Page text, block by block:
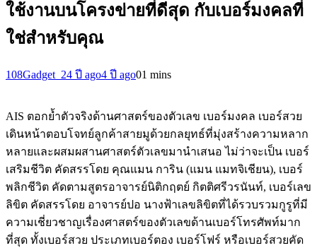
ใช้งานบนโครงข่ายที่ดีสุด กับเบอร์มงคลที่
ใช่สำหรับคุณ
108Gadget_24 ปี ago4 ปี ago01 mins
AIS ตอกย้ำตัวจริงด้านศาสตร์ของตัวเลข เบอร์มงคล เบอร์สวย
เดินหน้าตอบโจทย์ลูกค้าสายมูด้วยกลยุทธ์ที่มุ่งสร้างความหลาก
หลายและผสมผสานศาสตร์ตัวเลขมานำเสนอ ไม่ว่าจะเป็น เบอร์
เสริมชีวิต คัดสรรโดย คุณแมน การิน (แมน แมทจิเชียน), เบอร์
พลิกชีวิต คัดตามสูตรอาจารย์นิติกฤตย์ กิตติศรีวรนันท์, เบอร์เลข
ลิขิต คัดสรรโดย อาจารย์ปอ นางฟ้าเลขลิขิตที่ได้รวบรวมกูรูที่มี
ความเชี่ยวชาญเรื่องศาสตร์ของตัวเลขด้านเบอร์โทรศัพท์มาก
ที่สุด ทั้งเบอร์สวย ประเภทเบอร์ตอง เบอร์โฟร์ หรือเบอร์สวยคัด